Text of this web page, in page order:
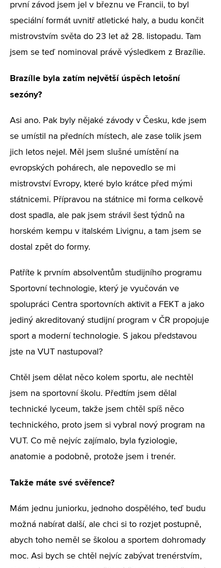
první závod jsem jel v březnu ve Francii, to byl
speciální formát uvnitř atletické haly, a budu končit
mistrovstvím světa do 23 let až 28. listopadu. Tam
jsem se teď nominoval právě výsledkem z Brazílie.
Brazílie byla zatím největší úspěch letošní
sezóny?
Asi ano. Pak byly nějaké závody v Česku, kde jsem
se umístil na předních místech, ale zase tolik jsem
jich letos nejel. Měl jsem slušné umístění na
evropských pohárech, ale nepovedlo se mi
mistrovství Evropy, které bylo krátce před mými
státnicemi. Přípravou na státnice mi forma celkově
dost spadla, ale pak jsem strávil šest týdnů na
horském kempu v italském Livignu, a tam jsem se
dostal zpět do formy.
Patříte k prvním absolventům studijního programu
Sportovní technologie, který je vyučován ve
spolupráci Centra sportovních aktivit a FEKT a jako
jediný akreditovaný studijní program v ČR propojuje
sport a moderní technologie. S jakou představou
jste na VUT nastupoval?
Chtěl jsem dělat něco kolem sportu, ale nechtěl
jsem na sportovní školu. Předtím jsem dělal
technické lyceum, takže jsem chtěl spíš něco
technického, proto jsem si vybral nový program na
VUT. Co mě nejvíc zajímalo, byla fyziologie,
anatomie a podobně, protože jsem i trenér.
Takže máte své svěřence?
Mám jednu juniorku, jednoho dospělého, teď budu
možná nabírat další, ale chci si to rozjet postupně,
abych toho neměl se školou a sportem dohromady
moc. Asi bych se chtěl nejvíc zabývat trenérstvím,